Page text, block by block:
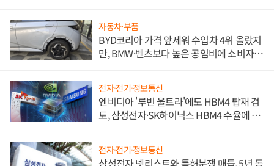
자동차·부품
BYD코리아 가격 앞세워 수입차 4위 올랐지
만, BMW·벤츠보다 높은 공임비에 소비자
전자·전기·정보통신
엔비디아 '루빈 울트라'에도 HBM4 탑재 검
토, 삼성전자·SK하이닉스 HBM4 수율에 주
전자·전기·정보통신
삼성전자 넷리스트와 특허분쟁 매듭, 5년 동